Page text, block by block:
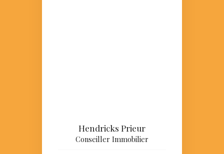
Hendricks Prieur
Conseiller Immobilier